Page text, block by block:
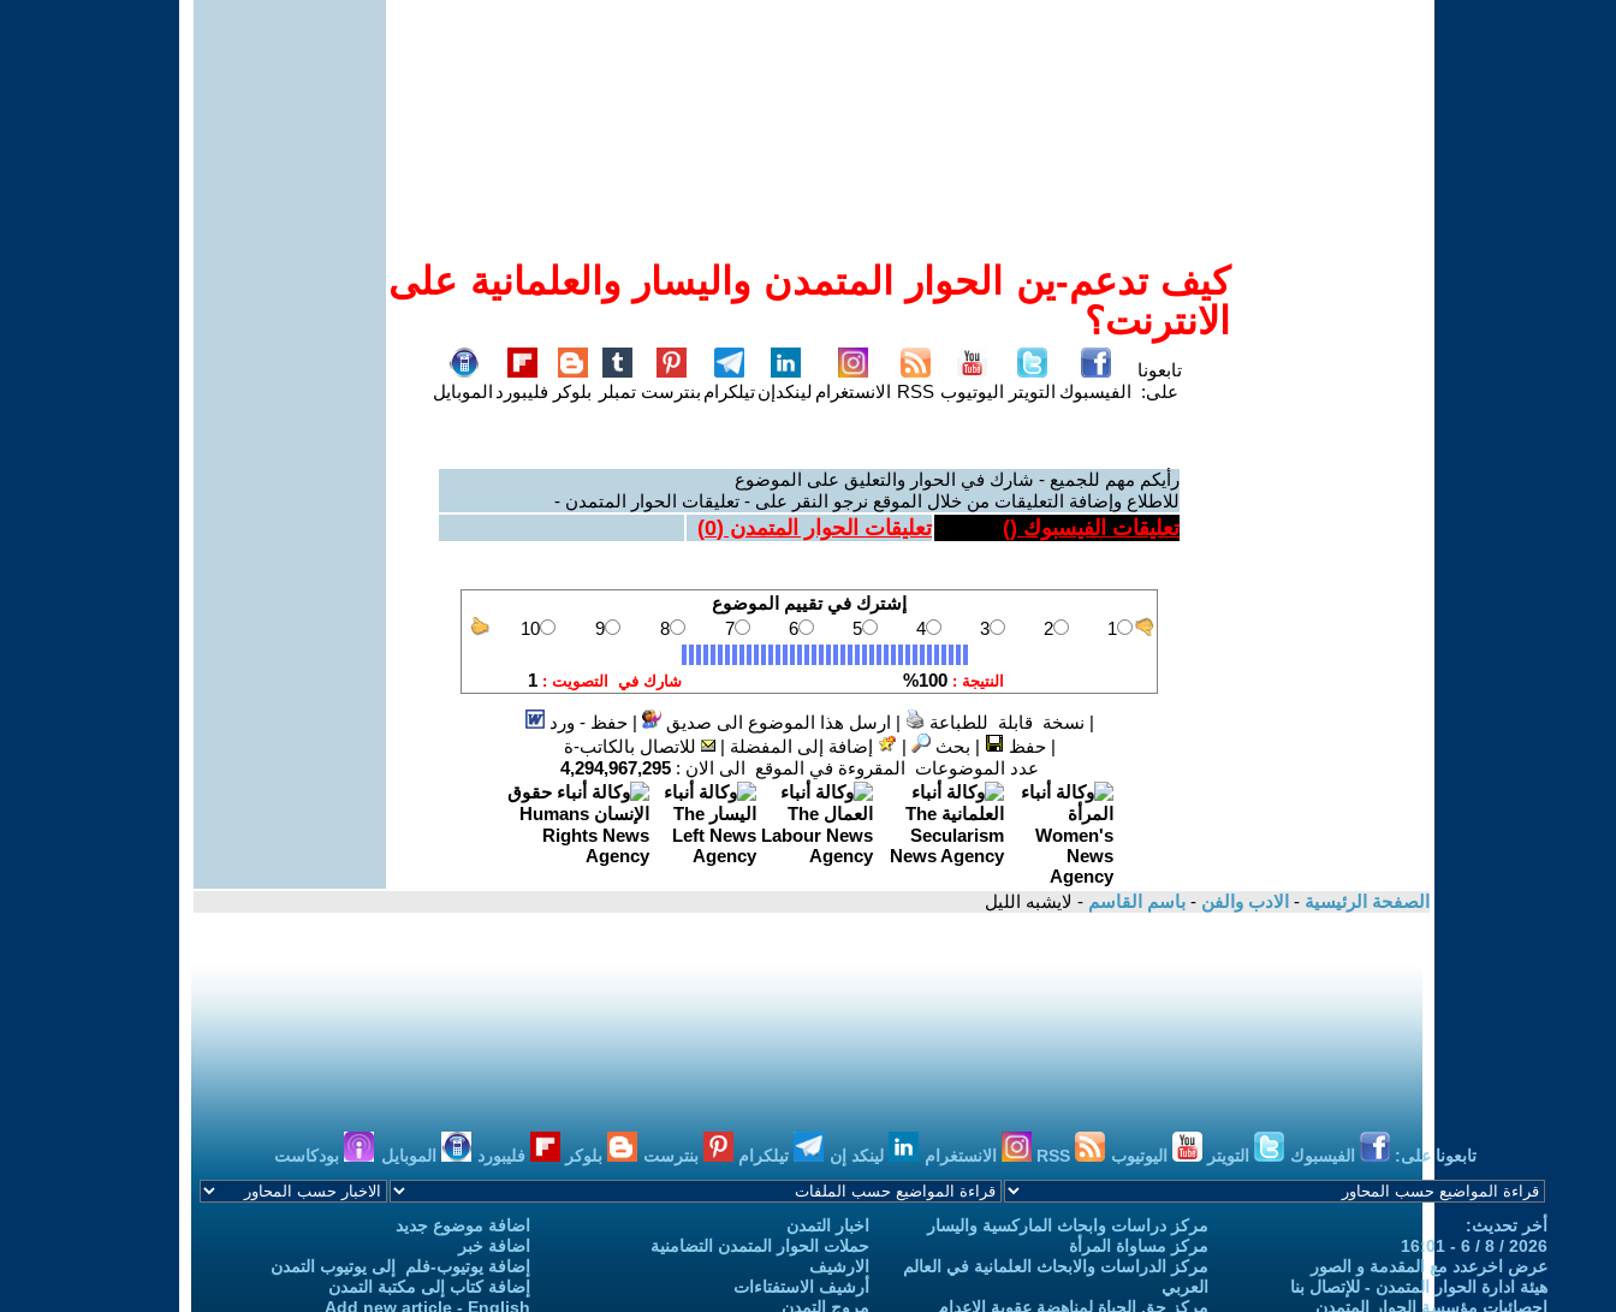
كيف تدعم-ين الحوار المتمدن واليسار والعلمانية على
الانترنت؟
تابعونا
على: الفيسبوك التويتر اليوتيوب RSS الانستغرام لينكدإنتيلكرام بنترست تمبلر بلوكر فليبورد الموبايل
رأيكم مهم للجميع - شارك في الحوار والتعليق على الموضوع
للاطلاع وإضافة التعليقات من خلال الموقع نرجو النقر على - تعليقات الحوار المتمدن -
تعليقات الفيسبوك () تعليقات الحوار المتمدن (0
)
| نسخة قابلة للطباعة | ارسل هذا الموضوع الى صديق |حفظ - ورد
|حفظ | بحث | إضافة إلى المفضلة |
للاتصال بالكاتب-ة
عدد الموضوعات المقروءة في الموقع الى الان : 4,294,967,295
الصفحة الرئيسية - الادب والفن - باسم القاسم - لايشبه الليل
تابعونا على: الفيسبوك التويتر اليوتيوب الانستغرام لينكد إن تيلكرام بنترست بلوكر فليبورد الموبايل بودكاست
أخر تحديث:
2026 / 8 / 6 - 16:01
عرض اخرعدد مع المقدمة و الصور
هيئة ادارة الحوار المتمدن - للإتصال بنا
إحصائيات مؤسسة الحوار المتمدن
مركز دراسات وابحاث الماركسية واليسار
مركز مساواة المرأة
مركز الدراسات والابحاث العلمانية في العالم
العربي
مركز حق الحياة لمناهضة عقوبة الاعدام
اخبار التمدن
حملات الحوار المتمدن التضامنية
الارشيف
أرشيف الاستفتاءات
مروج التمدن
اضافة موضوع جديد
اضافة خبر
إضافة يوتيوب-فلم إلى يوتيوب التمدن
إضافة كتاب إلى مكتبة التمدن
Add new article - English